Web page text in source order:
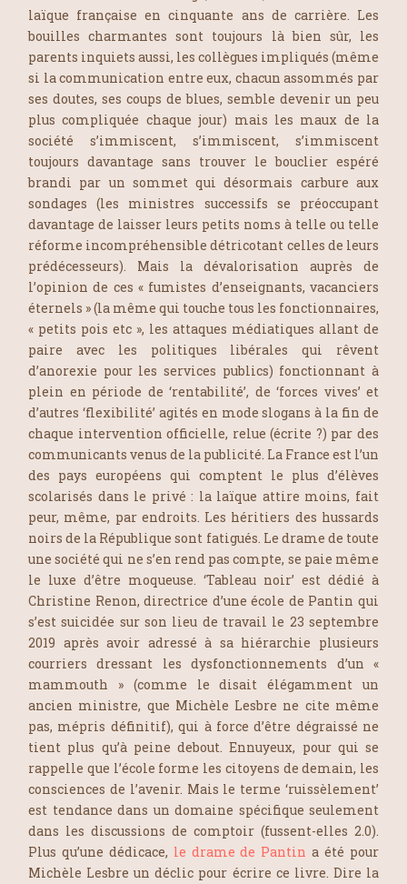
laïque française en cinquante ans de carrière. Les
bouilles charmantes sont toujours là bien sûr, les
parents inquiets aussi, les collègues impliqués (même
si la communication entre eux, chacun assommés par
ses doutes, ses coups de blues, semble devenir un peu
plus compliquée chaque jour) mais les maux de la
société s’immiscent, s’immiscent, s’immiscent
toujours davantage sans trouver le bouclier espéré
brandi par un sommet qui désormais carbure aux
sondages (les ministres successifs se préoccupant
davantage de laisser leurs petits noms à telle ou telle
réforme incompréhensible détricotant celles de leurs
prédécesseurs). Mais la dévalorisation auprès de
l’opinion de ces « fumistes d’enseignants, vacanciers
éternels » (la même qui touche tous les fonctionnaires,
« petits pois etc », les attaques médiatiques allant de
paire avec les politiques libérales qui rêvent
d’anorexie pour les services publics) fonctionnant à
plein en période de ‘rentabilité’, de ‘forces vives’ et
d’autres ‘flexibilité’ agités en mode slogans à la fin de
chaque intervention officielle, relue (écrite ?) par des
communicants venus de la publicité. La France est l’un
des pays européens qui comptent le plus d’élèves
scolarisés dans le privé : la laïque attire moins, fait
peur, même, par endroits. Les héritiers des hussards
noirs de la République sont fatigués. Le drame de toute
une société qui ne s’en rend pas compte, se paie même
le luxe d’être moqueuse. ‘Tableau noir’ est dédié à
Christine Renon, directrice d’une école de Pantin qui
s’est suicidée sur son lieu de travail le 23 septembre
2019 après avoir adressé à sa hiérarchie plusieurs
courriers dressant les dysfonctionnements d’un «
mammouth » (comme le disait élégamment un
ancien ministre, que Michèle Lesbre ne cite même
pas, mépris définitif), qui à force d’être dégraissé ne
tient plus qu’à peine debout. Ennuyeux, pour qui se
rappelle que l’école forme les citoyens de demain, les
consciences de l’avenir. Mais le terme ‘ruissèlement’
est tendance dans un domaine spécifique seulement
dans les discussions de comptoir (fussent-elles 2.0).
Plus qu’une dédicace, le drame de Pantin a été pour
Michèle Lesbre un déclic pour écrire ce livre. Dire la